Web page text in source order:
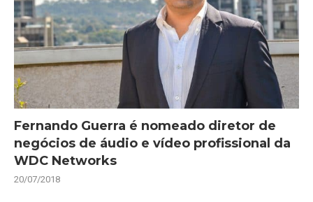
Fernando Guerra é nomeado diretor de
negócios de áudio e vídeo profissional da
WDC Networks
20/07/2018